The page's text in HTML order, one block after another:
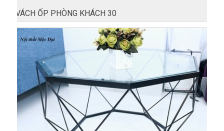
VÁCH ỐP PHÒNG KHÁCH 30